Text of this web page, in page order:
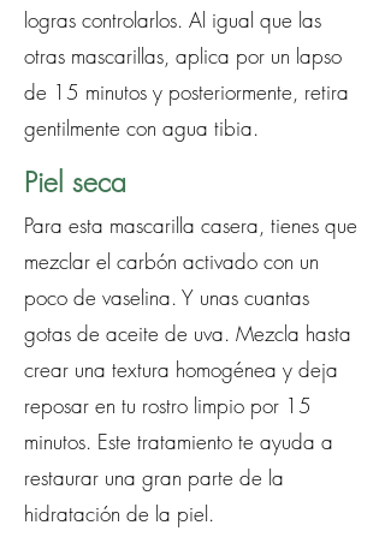
logras controlarlos. Al igual que las
otras mascarillas, aplica por un lapso
de 15 minutos y posteriormente, retira
gentilmente con agua tibia.
Piel seca
Para esta mascarilla casera, tienes que
mezclar el carbón activado con un
poco de vaselina. Y unas cuantas
gotas de aceite de uva. Mezcla hasta
crear una textura homogénea y deja
reposar en tu rostro limpio por 15
minutos. Este tratamiento te ayuda a
restaurar una gran parte de la
hidratación de la piel.